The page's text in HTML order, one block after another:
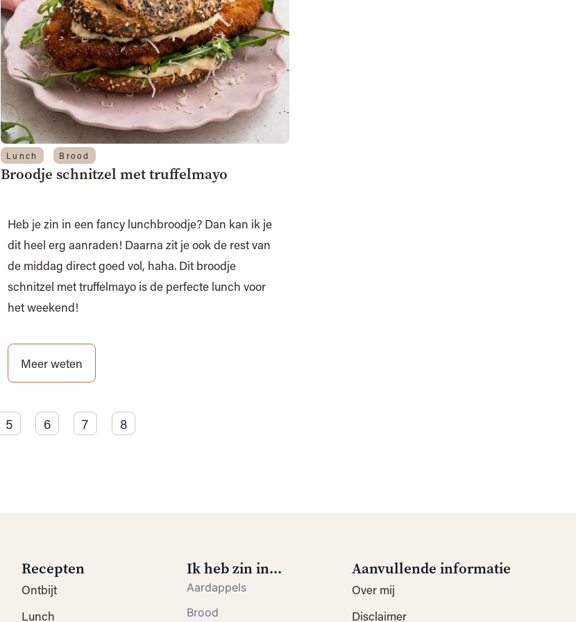
Lunch Brood
Broodje schnitzel met truffelmayo
Heb je zin in een fancy lunchbroodje? Dan kan ik je
dit heel erg aanraden! Daarna zit je ook de rest van
de middag direct goed vol, haha. Dit broodje
schnitzel met truffelmayo is de perfecte lunch voor
het weekend!
Meer weten
5 6 7 8
Recepten
Ontbijt
Lunch
Ik heb zin in...
Aardappels
Brood
Aanvullende informatie
Over mij
Disclaimer